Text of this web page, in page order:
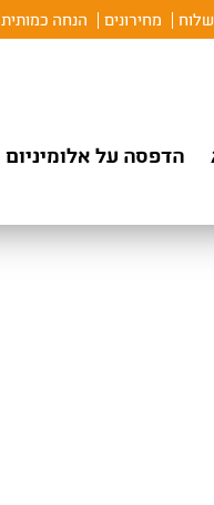
מחירונים הנחה כמותית
הדפסה על אלומיניום